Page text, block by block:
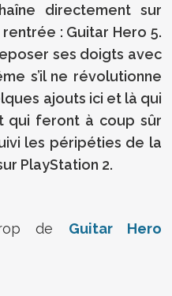
directement sur
: Guitar Hero 5.
ses doigts avec
s’il ne révolutionne
ajouts ici et là qui
qui feront à coup sûr
les péripéties de la
PlayStation 2.
de Guitar Hero